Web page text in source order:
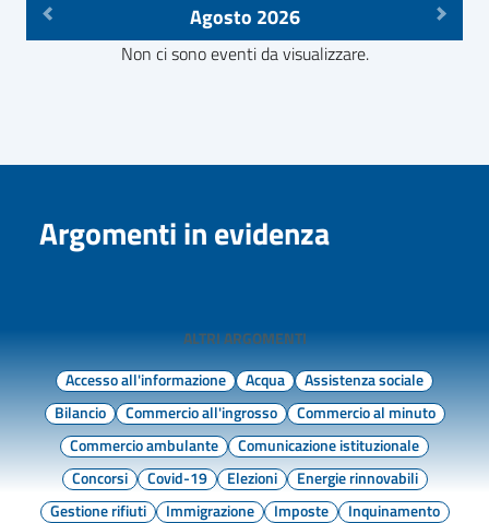
Agosto 2026
Non ci sono eventi da visualizzare.
Argomenti in evidenza
ALTRI ARGOMENTI
Accesso all'informazione
Acqua
Assistenza sociale
Bilancio
Commercio all'ingrosso
Commercio al minuto
Commercio ambulante
Comunicazione istituzionale
Concorsi
Covid-19 Elezioni
Energie rinnovabili
Gestione rifiuti
Immigrazione Imposte
Inquinamento